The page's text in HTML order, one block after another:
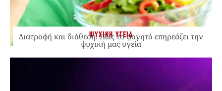
ΨΥΧΙΚΗ ΥΓΕΙΑ
Διατροφή και διάθεση: Πώς το φαγητό επηρεάζει την
ψυχική μας υγεία